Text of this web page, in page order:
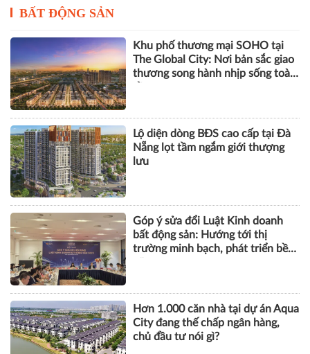
BẤT ĐỘNG SẢN
Khu phố thương mại SOHO tại
The Global City: Nơi bản sắc giao
thương song hành nhịp sống toàn
Lộ diện dòng BĐS cao cấp tại Đà
Nẵng lọt tầm ngắm giới thượng
lưu
Góp ý sửa đổi Luật Kinh doanh
bất động sản: Hướng tới thị
trường minh bạch, phát triển bền
Hơn 1.000 căn nhà tại dự án Aqua
City đang thế chấp ngân hàng,
chủ đầu tư nói gì?